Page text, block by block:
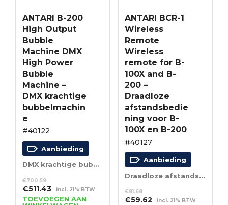
ANTARI B-200
High Output
Bubble
Machine DMX
High Power
Bubble
Machine –
DMX krachtige
bubbelmachin
e
#40122
Aanbieding
DMX krachtige bubbelmachine
€700.59
Oorspronkelijke
prijs
€511.43Huidige
prijs
incl. 21% BTW
TOEVOEGEN AAN
ANTARI BCR-1
Wireless
Remote
Wireless
remote for B-
100X and B-
200 –
Draadloze
afstandsbedie
ning voor B-
100X en B-200
#40127
Aanbieding
Draadloze afstandsbediening voor B-100X en B-200
€81.68
Oorspronkelijke
€59.62 Huidige
incl. 21% BTW